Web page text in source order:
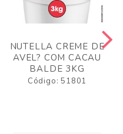
NUTELLA CREME DE
AVEL? COM CACAU
BALDE 3KG
Código: 51801